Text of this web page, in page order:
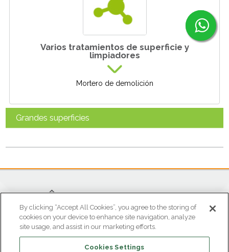
Varios tratamientos de superficie y
limpiadores
Mortero de demolición
Grandes superficies
OFICINA ATENCIÓN AL CLIENTE
By clicking “Accept All Cookies”, you agree to the storing of
cookies on your device to enhance site navigation, analyze
site usage, and assist in our marketing efforts.
Cookies Settings